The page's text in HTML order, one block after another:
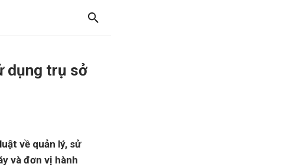
dụng trụ sở
về quản lý, sử
và đơn vị hành